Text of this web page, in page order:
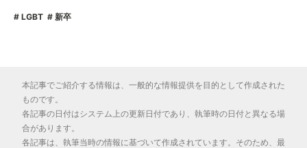
LGBT 新卒
本記事でご紹介する情報は、一般的な情報提供を目的として作成された
ものです。
各記事の日付はシステム上の更新日付であり、執筆時の日付と異なる場
合があります。
各記事は、執筆当時の情報に基づいて作成されています。そのため、最